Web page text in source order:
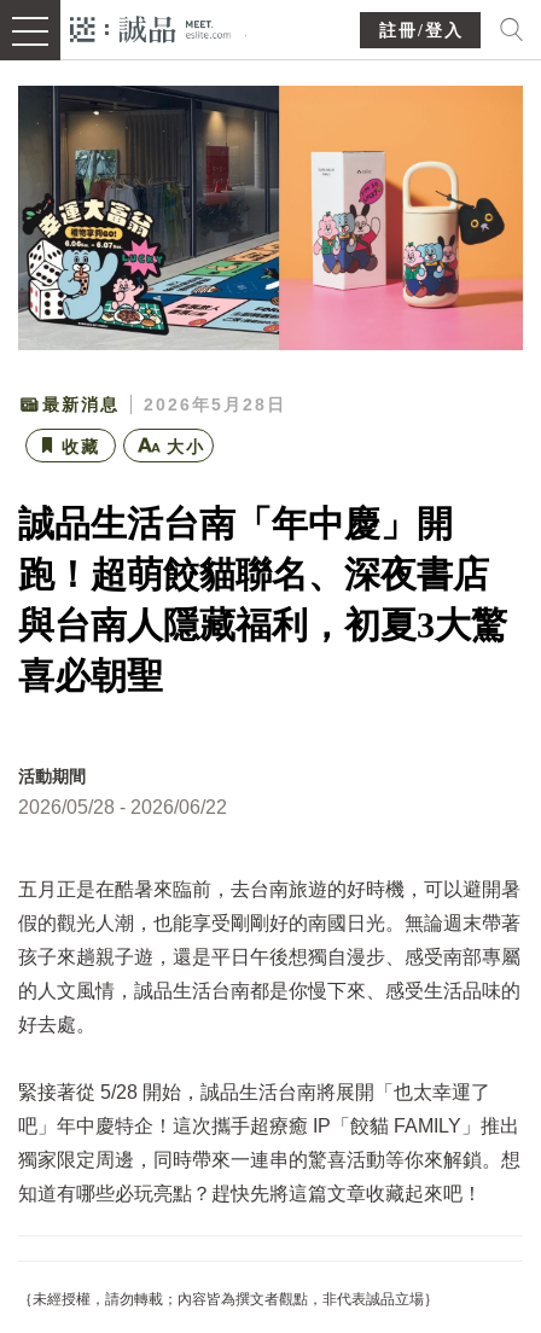
註冊/登入
最新消息 2026年5月28日
收藏 大小
誠品生活台南「年中慶」開
跑！超萌餃貓聯名、深夜書店
與台南人隱藏福利，初夏3大驚
喜必朝聖
活動期間
2026/05/28 - 2026/06/22
五月正是在酷暑來臨前，去台南旅遊的好時機，可以避開暑
假的觀光人潮，也能享受剛剛好的南國日光。無論週末帶著
孩子來趟親子遊，還是平日午後想獨自漫步、感受南部專屬
的人文風情，誠品生活台南都是你慢下來、感受生活品味的
好去處。
緊接著從 5/28 開始，誠品生活台南將展開「也太幸運了
吧」年中慶特企！這次攜手超療癒 IP「餃貓 FAMILY」推出
獨家限定周邊，同時帶來一連串的驚喜活動等你來解鎖。想
知道有哪些必玩亮點？趕快先將這篇文章收藏起來吧！
｛未經授權，請勿轉載；內容皆為撰文者觀點，非代表誠品立場｝